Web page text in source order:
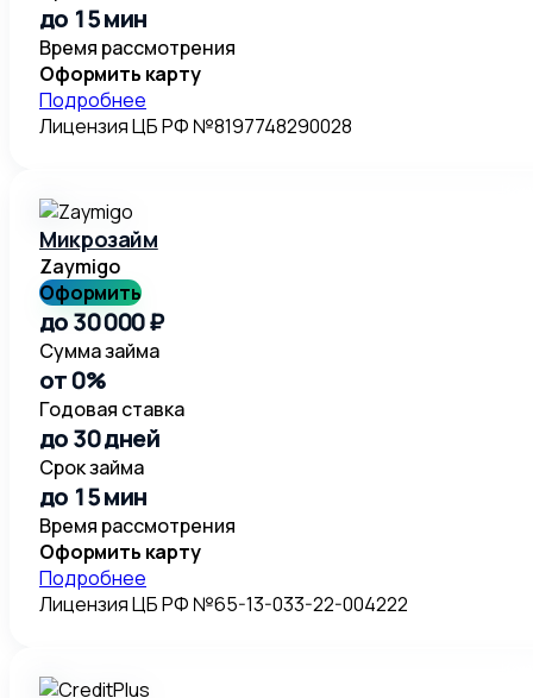
до 15 мин
Время рассмотрения
Оформить карту
Подробнее
Лицензия ЦБ РФ №8197748290028
Микрозайм
Zaymigo
Оформить
до 30 000 ₽
Сумма займа
от 0%
Годовая ставка
до 30 дней
Срок займа
до 15 мин
Время рассмотрения
Оформить карту
Подробнее
Лицензия ЦБ РФ №65-13-033-22-004222